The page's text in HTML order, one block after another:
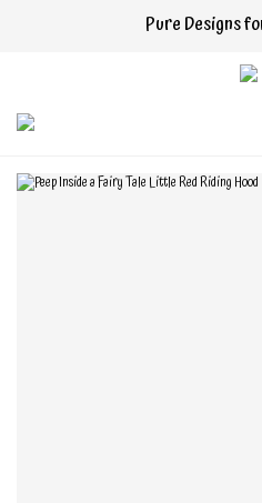
Pure Designs